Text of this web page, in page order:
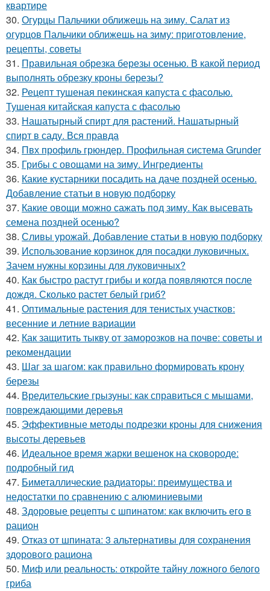
квартире
30. Огурцы Пальчики оближешь на зиму. Салат из
огурцов Пальчики оближешь на зиму: приготовление,
рецепты, советы
31. Правильная обрезка березы осенью. В какой период
выполнять обрезку кроны березы?
32. Рецепт тушеная пекинская капуста с фасолью.
Тушеная китайская капуста с фасолью
33. Нашатырный спирт для растений. Нашатырный
спирт в саду. Вся правда
34. Пвх профиль грюндер. Профильная система Grunder
35. Грибы с овощами на зиму. Ингредиенты
36. Какие кустарники посадить на даче поздней осенью.
Добавление статьи в новую подборку
37. Какие овощи можно сажать под зиму. Как высевать
семена поздней осенью?
38. Сливы урожай. Добавление статьи в новую подборку
39. Использование корзинок для посадки луковичных.
Зачем нужны корзины для луковичных?
40. Как быстро растут грибы и когда появляются после
дождя. Сколько растет белый гриб?
41. Оптимальные растения для тенистых участков:
весенние и летние вариации
42. Как защитить тыкву от заморозков на почве: советы и
рекомендации
43. Шаг за шагом: как правильно формировать крону
березы
44. Вредительские грызуны: как справиться с мышами,
повреждающими деревья
45. Эффективные методы подрезки кроны для снижения
высоты деревьев
46. Идеальное время жарки вешенок на сковороде:
подробный гид
47. Биметаллические радиаторы: преимущества и
недостатки по сравнению с алюминиевыми
48. Здоровые рецепты с шпинатом: как включить его в
рацион
49. Отказ от шпината: 3 альтернативы для сохранения
здорового рациона
50. Миф или реальность: откройте тайну ложного белого
гриба